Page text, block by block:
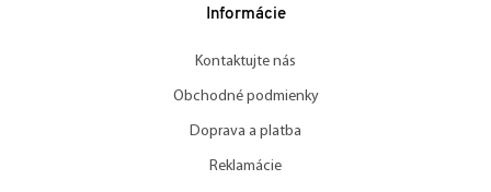
Informácie
Kontaktujte nás
Obchodné podmienky
Doprava a platba
Reklamácie